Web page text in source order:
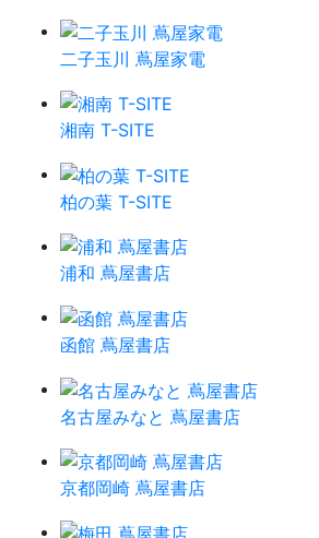
二子玉川 蔦屋家電
湘南 T-SITE
柏の葉 T-SITE
浦和 蔦屋書店
函館 蔦屋書店
名古屋みなと 蔦屋書店
京都岡崎 蔦屋書店